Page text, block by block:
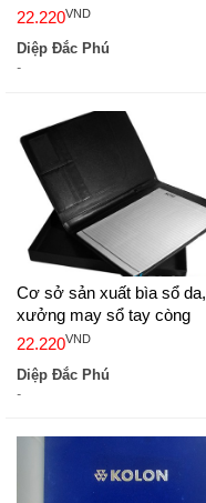
22.220VND
Diệp Đắc Phú
-
Cơ sở sản xuất bìa sổ da,
xưởng may sổ tay còng
22.220VND
Diệp Đắc Phú
-